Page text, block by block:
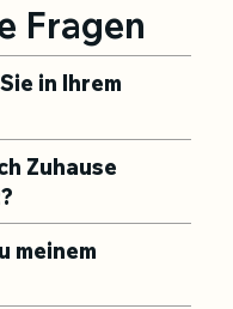
Fragen
in Ihrem
Zuhause
meinem